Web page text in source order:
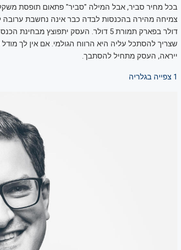
בכל מחיר סביר, אבל המילה "סביר" פתאום תופסת
דולר בפארק תמורת 5 דולר. העסק יתפוצץ
שצריך להסתכל עליה היא הרווח הגולמי. אם אין לך
ייראה, העסק מתחיל להסתבך.
1 צפייה בגלריה